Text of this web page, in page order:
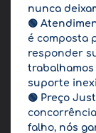
nunca
🟢
é composta
responder
trabalhamos
suporte
🟢 Preço
falho, nós